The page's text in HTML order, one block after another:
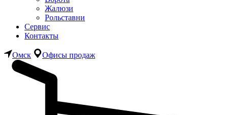
Жалюзи
Рольставни
Сервис
Контакты
Омск Офисы продаж